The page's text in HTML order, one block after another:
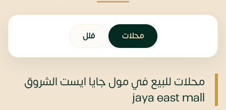
محلات فلل
محلات للبيع في مول جايا ايست الشروق
jaya east mall